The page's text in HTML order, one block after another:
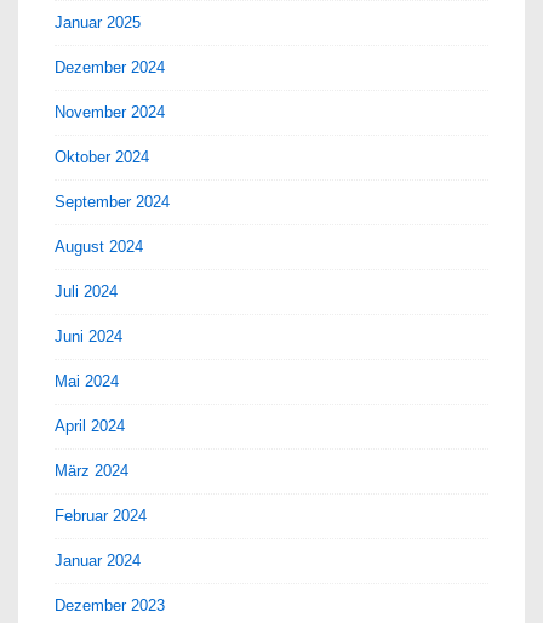
Januar 2025
Dezember 2024
November 2024
Oktober 2024
September 2024
August 2024
Juli 2024
Juni 2024
Mai 2024
April 2024
März 2024
Februar 2024
Januar 2024
Dezember 2023